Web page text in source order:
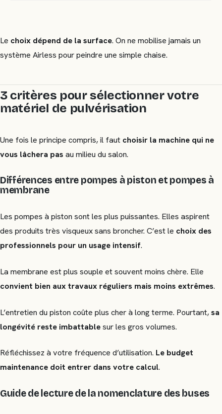
Le choix dépend de la surface. On ne mobilise jamais un
système Airless pour peindre une simple chaise.
3 critères pour sélectionner votre
matériel de pulvérisation
Une fois le principe compris, il faut choisir la machine qui ne
vous lâchera pas au milieu du salon.
Différences entre pompes à piston et pompes à
membrane
Les pompes à piston sont les plus puissantes. Elles aspirent
des produits très visqueux sans broncher. C’est le choix des
professionnels pour un usage intensif.
La membrane est plus souple et souvent moins chère. Elle
convient bien aux travaux réguliers mais moins extrêmes.
L’entretien du piston coûte plus cher à long terme. Pourtant,sa
longévité reste imbattablesur les gros volumes.
Réfléchissez à votre fréquence d’utilisation. Le budget
maintenance doit entrer dans votre calcul.
Guide de lecture de la nomenclature des buses